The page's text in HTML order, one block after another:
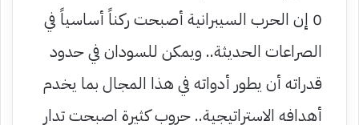
0 إن الحرب السيبرانية أصبحت ركناً أساسياً في
الصراعات الحديثة.. ويمكن للسودان في حدود
قدراته أن يطور أدواته في هذا المجال بما يخدم
أهدافه الاستراتيجية.. حروب كثيرة اصبحت تدار